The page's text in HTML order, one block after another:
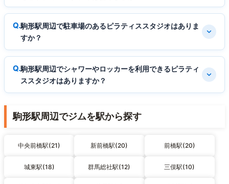
駒形駅周辺で駐車場のあるピラティススタジオはありま
すか？
駒形駅周辺でシャワーやロッカーを利用できるピラティ
ススタジオはありますか？
駒形駅周辺でジムを駅から探す
中央前橋駅(21) 新前橋駅(20) 前橋駅(20)
城東駅(18) 群馬総社駅(12) 三俣駅(10)